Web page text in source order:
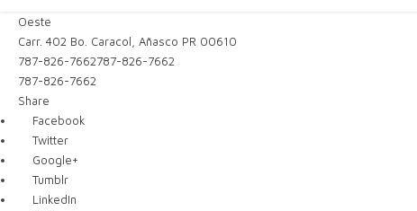
Oeste
Carr. 402 Bo. Caracol, Añasco PR 00610
787-826-7662787-826-7662
787-826-7662
Share
Facebook
Twitter
Google+
Tumblr
LinkedIn